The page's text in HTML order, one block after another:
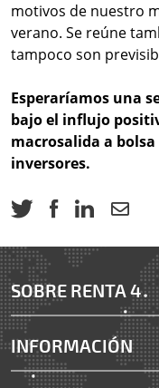
motivos de nuestro
verano. Se reúne
tampoco son
Esperaríamos una
bajo el influjo
macrosalida a bolsa
inversores.
SOBRE RENTA 4
INFORMACIÓN